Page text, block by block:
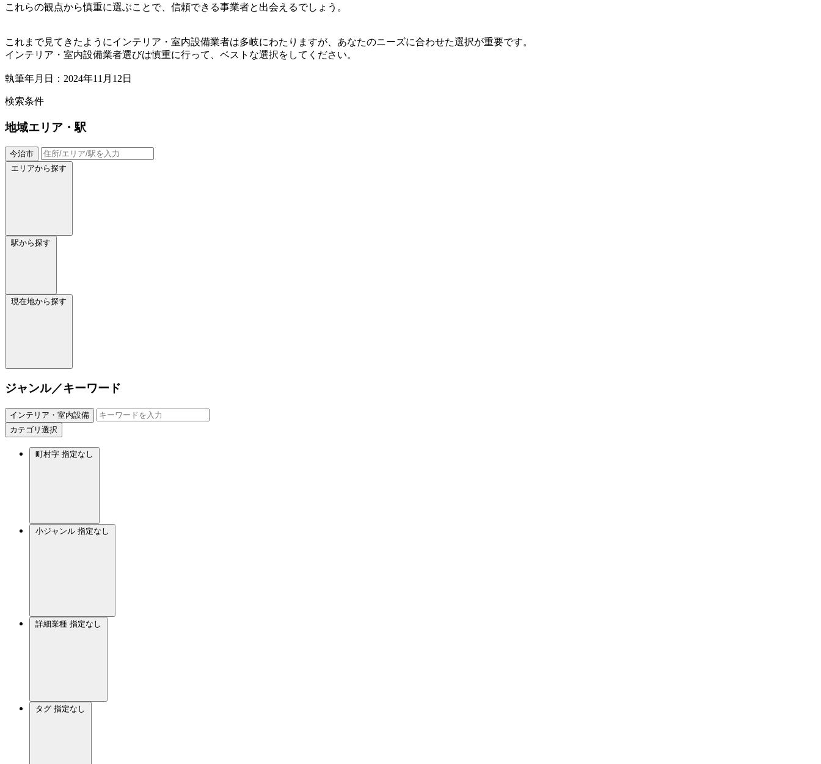
これらの観点から慎重に選ぶことで、信頼できる事業者と出会えるでしょう。
これまで見てきたようにインテリア・室内設備業者は多岐にわたりますが、あなたのニーズに合わせた選択が重要です。
インテリア・室内設備業者選びは慎重に行って、ベストな選択をしてください。
執筆年月日：2024年11月12日
検索条件
地域エリア・駅
今治市
エリアから探す
駅から探す
現在地から探す
ジャンル／キーワード
インテリア・室内設備
カテゴリ選択
町村字 指定なし
小ジャンル 指定なし
詳細業種 指定なし
タグ 指定なし